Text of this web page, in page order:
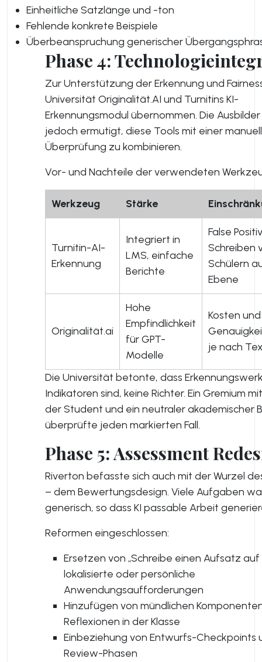
Einheitliche Satzlänge und -ton
Fehlende konkrete Beispiele
Überbeanspruchung generischer
Phase 4:
Zur Unterstützung der Erkennung und
Universität Originalität.AI und Turnitins KI-
Erkennungsmodul übernommen. Die
jedoch ermutigt, diese Tools mit einer
Überprüfung zu kombinieren.
Vor- und Nachteile der verwendeten
Werkzeug Stärke
Turnitin-AI-
Erkennung
Integriert in
LMS, einfache
Berichte
False
Schreiben
Schülern
Ebene
Originalität.ai
Hohe
Empfindlichkeit
für GPT-
Modelle
Kosten und
je nach
Die Universität betonte, dass
Indikatoren sind, keine Richter. Ein Gremium
der Student und ein neutraler akademischer
überprüfte jeden markierten Fall.
Phase 5: Assessment
Riverton befasste sich auch mit der Wurzel
– dem Bewertungsdesign. Viele Aufgaben
generisch, so dass KI passable Arbeit
Reformen eingeschlossen:
Ersetzen von „Schreibe einen Aufsatz auf
lokalisierte oder persönliche
Anwendungsaufforderungen
Hinzufügen von mündlichen
Reflexionen in der Klasse
Einbeziehung von Entwurfs-Checkpoints
Review-Phasen